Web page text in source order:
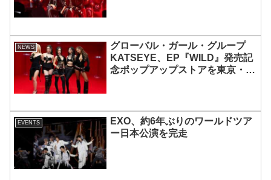
NEWS
グローバル・ガール・グループ
KATSEYE、EP『WILD』発売記
念ポップアップストアを東京・原
EVENTS
EXO、約6年ぶりのワールドツア
ー日本公演を完走